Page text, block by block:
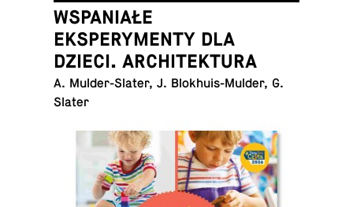
WSPANIAŁE
EKSPERYMENTY DLA
DZIECI. ARCHITEKTURA
A. Mul­der-Slater, J. Blokhuis-Mul­der, G.
Slater